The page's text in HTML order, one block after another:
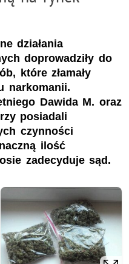
działania
doprowadziły do
które złamały
narkomanii.
Dawida M. oraz
posiadali
czynności
ilość
zadecyduje sąd.